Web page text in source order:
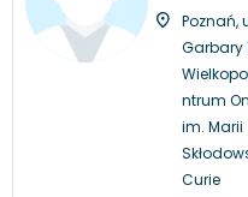
Poznań,
Garbary
ntrum
im. Marii
Curie